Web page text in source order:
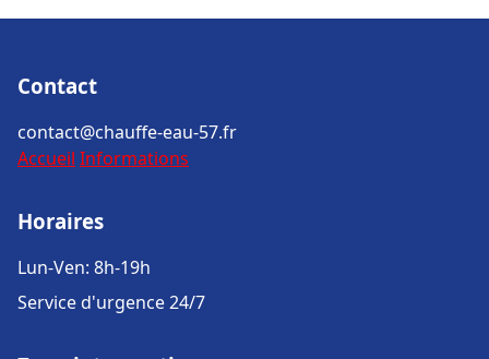
Contact
contact@chauffe-eau-57.fr
Accueil Informations
Horaires
Lun-Ven: 8h-19h
Service d'urgence 24/7